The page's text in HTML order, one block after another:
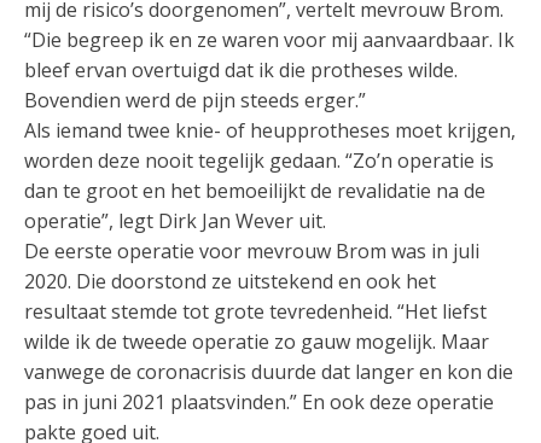
mij de risico’s doorgenomen”, vertelt mevrouw Brom.
“Die begreep ik en ze waren voor mij aanvaardbaar. Ik
bleef ervan overtuigd dat ik die protheses wilde.
Bovendien werd de pijn steeds erger.”
Als iemand twee knie- of heupprotheses moet krijgen,
worden deze nooit tegelijk gedaan. “Zo’n operatie is
dan te groot en het bemoeilijkt de revalidatie na de
operatie”, legt Dirk Jan Wever uit.
De eerste operatie voor mevrouw Brom was in juli
2020. Die doorstond ze uitstekend en ook het
resultaat stemde tot grote tevredenheid. “Het liefst
wilde ik de tweede operatie zo gauw mogelijk. Maar
vanwege de coronacrisis duurde dat langer en kon die
pas in juni 2021 plaatsvinden.” En ook deze operatie
pakte goed uit.